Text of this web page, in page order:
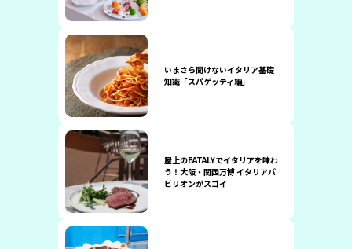
いまさら聞けないイタリア基礎
知識「スパゲッティ編」
屋上のEATALYでイタリアを味わ
う！大阪・関西万博 イタリアパ
ビリオンがスゴイ